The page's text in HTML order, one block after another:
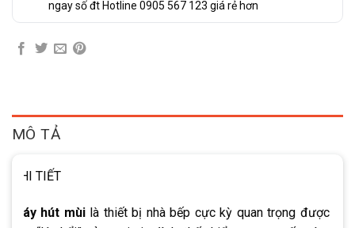
ngay số đt Hotline 0905 567 123 giá rẻ hơn
MÔ TẢ
CHI TIẾT
Máy hút mùilà thiết bị nhà bếp cực kỳ quan trọng được ví